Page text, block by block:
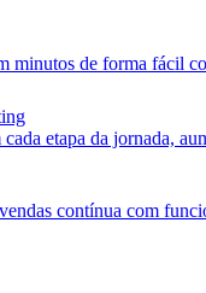
minutos de forma fácil
etapa da jornada,
contínua com